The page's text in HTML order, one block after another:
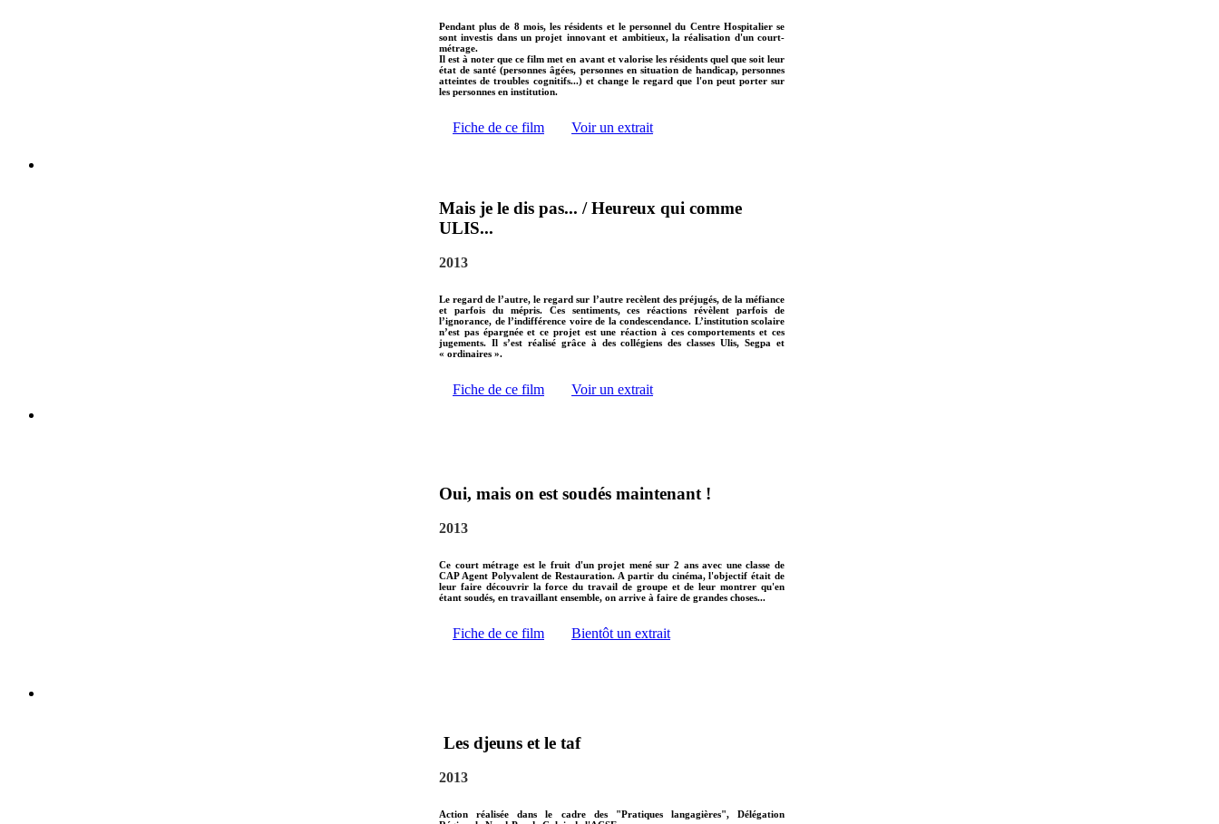
Pendant plus de 8 mois, les résidents et le personnel du Centre Hospitalier se
sont investis dans un projet innovant et ambitieux, la réalisation d'un court-
métrage.
Il est à noter que ce film met en avant et valorise les résidents quel que soit leur
état de santé (personnes âgées, personnes en situation de handicap, personnes
atteintes de troubles cognitifs...) et change le regard que l'on peut porter sur
les personnes en institution.
Fiche de ce film Voir un extrait
Mais je le dis pas... / Heureux qui comme
ULIS...
2013
Le regard de l’autre, le regard sur l’autre recèlent des préjugés, de la méfiance
et parfois du mépris. Ces sentiments, ces réactions révèlent parfois de
l’ignorance, de l’indifférence voire de la condescendance. L’institution scolaire
n’est pas épargnée et ce projet est une réaction à ces comportements et ces
jugements. Il s’est réalisé grâce à des collégiens des classes Ulis, Segpa et
« ordinaires ».
Fiche de ce film Voir un extrait
Oui, mais on est soudés maintenant !
2013
Ce court métrage est le fruit d'un projet mené sur 2 ans avec une classe de
CAP Agent Polyvalent de Restauration. A partir du cinéma, l'objectif était de
leur faire découvrir la force du travail de groupe et de leur montrer qu'en
étant soudés, en travaillant ensemble, on arrive à faire de grandes choses...
Fiche de ce film Bientôt un extrait
Les djeuns et le taf
2013
Action réalisée dans le cadre des "Pratiques langagières", Délégation